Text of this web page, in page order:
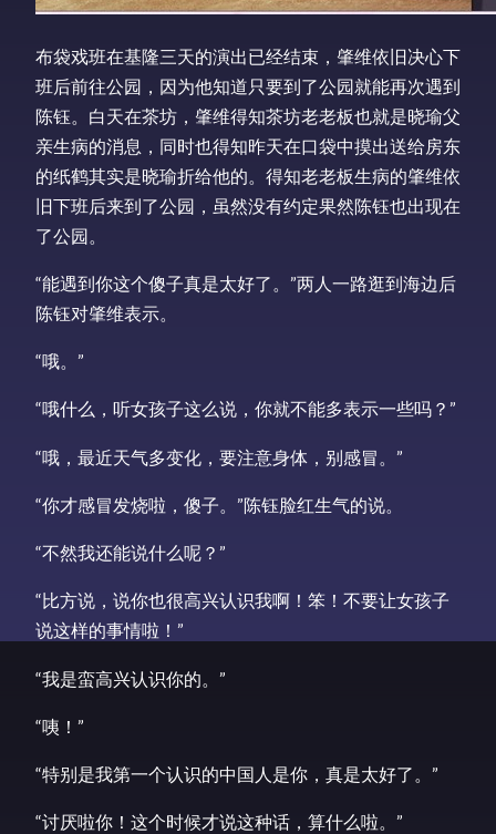
布袋戏班在基隆三天的演出已经结束，肇维依旧决心下
班后前往公园，因为他知道只要到了公园就能再次遇到
陈钰。白天在茶坊，肇维得知茶坊老老板也就是晓瑜父
亲生病的消息，同时也得知昨天在口袋中摸出送给房东
的纸鹤其实是晓瑜折给他的。得知老老板生病的肇维依
旧下班后来到了公园，虽然没有约定果然陈钰也出现在
了公园。
“能遇到你这个傻子真是太好了。”两人一路逛到海边后
陈钰对肇维表示。
“哦。”
“哦什么，听女孩子这么说，你就不能多表示一些吗？”
“哦，最近天气多变化，要注意身体，别感冒。”
“你才感冒发烧啦，傻子。”陈钰脸红生气的说。
“不然我还能说什么呢？”
“比方说，说你也很高兴认识我啊！笨！不要让女孩子
说这样的事情啦！”
“我是蛮高兴认识你的。”
“咦！”
“特别是我第一个认识的中国人是你，真是太好了。”
“讨厌啦你！这个时候才说这种话，算什么啦。”